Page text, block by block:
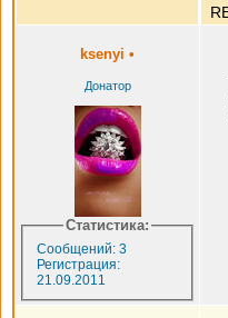
ksenyi •
Донатор
Статистика:
Сообщений: 3
Регистрация:
21.09.2011